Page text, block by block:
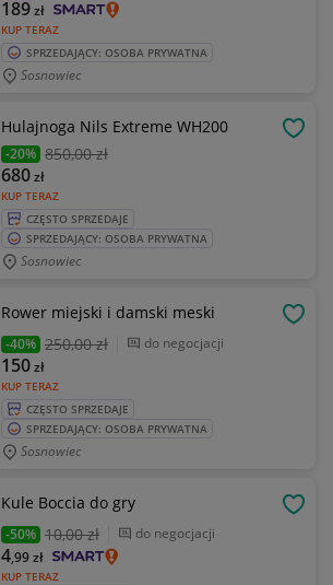
KUP TERAZ
189zł
SPRZEDAJĄCY: OSOBA PRYWATNA
Sosnowiec
Hulajnoga Nils Extreme WH200
-20% 850,00 zł
KUP TERAZ
680zł
CZĘSTO SPRZEDAJE
SPRZEDAJĄCY: OSOBA PRYWATNA
Sosnowiec
Rower miejski i damski meski
-40% 250,00 zł do negocjacji
KUP TERAZ
150zł
CZĘSTO SPRZEDAJE
SPRZEDAJĄCY: OSOBA PRYWATNA
Sosnowiec
Kule Boccia do gry
-50% 10,00 zł do negocjacji
KUP TERAZ
4,99zł